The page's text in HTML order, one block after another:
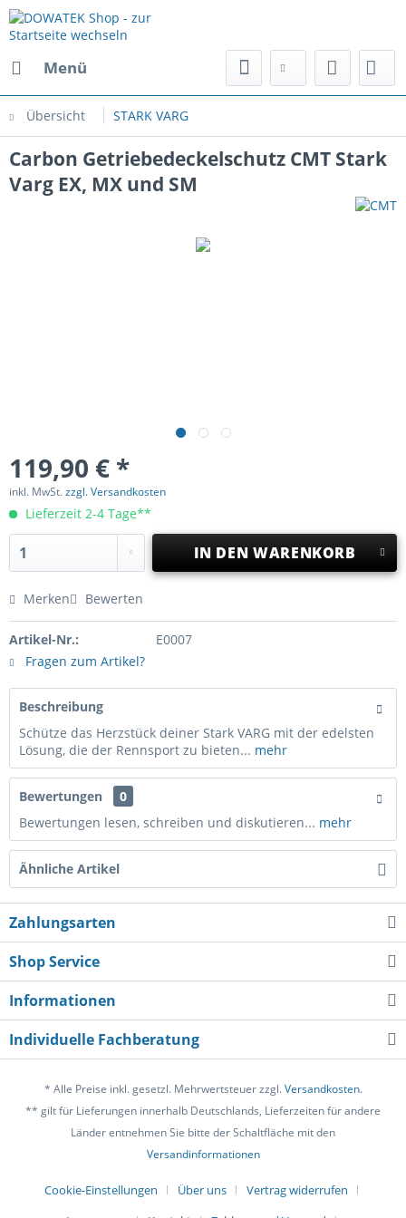
Menü
Übersicht STARK VARG
Carbon Getriebedeckelschutz CMT Stark
Varg EX, MX und SM
119,90 € *
inkl. MwSt.zzgl. Versandkosten
Lieferzeit 2-4 Tage**
IN DEN WARENKORB
Merken Bewerten
Artikel-Nr.:
E0007
Fragen zum Artikel?
Beschreibung
Schütze das Herzstück deiner Stark VARG mit der edelsten
Lösung, die der Rennsport zu bieten... mehr
Bewertungen
0
Bewertungen lesen, schreiben und diskutieren... mehr
Ähnliche Artikel
Zahlungsarten
Shop Service
Informationen
Individuelle Fachberatung
* Alle Preise inkl. gesetzl. Mehrwertsteuer zzgl.Versandkosten.
** gilt für Lieferungen innerhalb Deutschlands, Lieferzeiten für andere
Länder entnehmen Sie bitte der Schaltfläche mit den
Versandinformationen
Cookie-Einstellungen Über uns
Vertrag widerrufen